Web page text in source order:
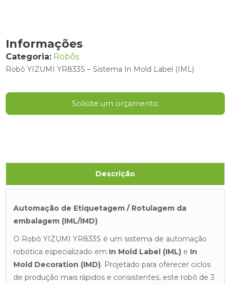
Informações
Categoria: Robôs
Robô YIZUMI YR833S – Sistema In Mold Label (IML)
Solicite um orçamento
Descrição
Automação de Etiquetagem / Rotulagem da
embalagem (IML/IMD)
O Robô YIZUMI YR833S é um sistema de automação
robótica especializado em In Mold Label (IML)e In
Mold Decoration (IMD). Projetado para oferecer ciclos
de produção mais rápidos e consistentes, este robô de 3